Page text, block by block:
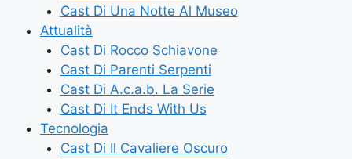
Cast Di Una Notte Al Museo
Attualità
Cast Di Rocco Schiavone
Cast Di Parenti Serpenti
Cast Di A.c.a.b. La Serie
Cast Di It Ends With Us
Tecnologia
Cast Di Il Cavaliere Oscuro